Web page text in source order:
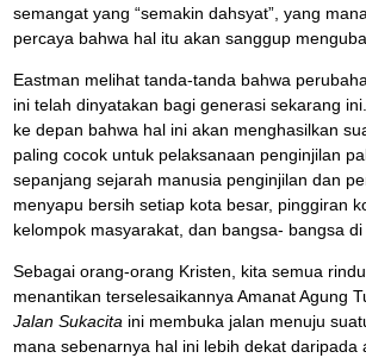
semangat yang “semakin dahsyat”, yang
percaya bahwa hal itu akan sanggup
Eastman melihat tanda-tanda bahwa
ini telah dinyatakan bagi generasi sekarang
ke depan bahwa hal ini akan menghasilkan
paling cocok untuk pelaksanaan penginjilan
sepanjang sejarah manusia penginjilan dan
menyapu bersih setiap kota besar, pinggiran
kelompok masyarakat, dan bangsa- bangsa di
Sebagai orang-orang Kristen, kita semua
menantikan terselesaikannya Amanat Agung
Jalan Sukacita ini membuka jalan menuju
mana sebenarnya hal ini lebih dekat daripada